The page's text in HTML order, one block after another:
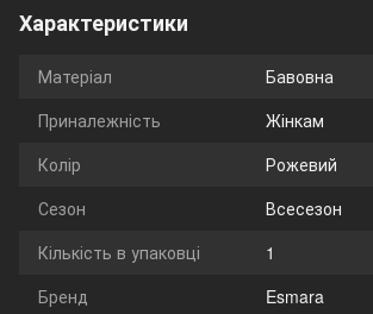
Характеристики
Матеріал
Бавовна
Приналежність
Жінкам
Колір
Рожевий
Сезон
Всесезон
Кількість в упаковці
1
Бренд
Esmara